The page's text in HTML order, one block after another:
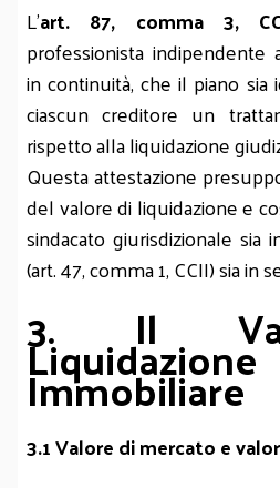
L’art. 87, comma 3,
professionista
in continuità, che il piano sia
ciascun creditore un
rispetto alla liquidazione
Questa attestazione
del valore di liquidazione e
sindacato giurisdizionale sia
(art. 47, comma 1, CCII) sia in
3. Il
Immobiliare
3.1 Valore di mercato e